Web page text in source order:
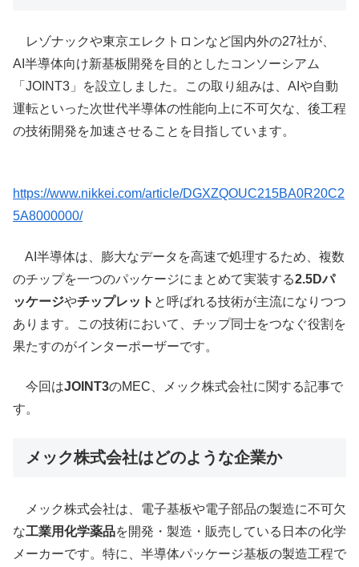
レゾナックや東京エレクトロンなど国内外の27社が、
AI半導体向け新基板開発を目的としたコンソーシアム
「JOINT3」を設立しました。この取り組みは、AIや自動
運転といった次世代半導体の性能向上に不可欠な、後工程
の技術開発を加速させることを目指しています。
https://www.nikkei.com/article/DGXZQOUC215BA0R20C2
5A8000000/
AI半導体は、膨大なデータを高速で処理するため、複数
のチップを一つのパッケージにまとめて実装する2.5Dパ
ッケージやチップレット と呼ばれる技術が主流になりつつ
あります。この技術において、チップ同士をつなぐ役割を
果たすのがインターポーザーです。
今回はJOINT3のMEC、メック株式会社に関する記事で
す。
メック株式会社はどのような企業か
メック株式会社は、電子基板や電子部品の製造に不可欠
な工業用化学薬品を開発・製造・販売している日本の化学
メーカーです。特に、半導体パッケージ基板の製造工程で